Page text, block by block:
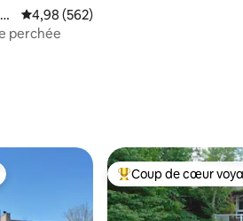
Note moyenne de 4,98 sur 5, 562
4,98 (562)
perchée
Coup de cœur
Coup de cœur